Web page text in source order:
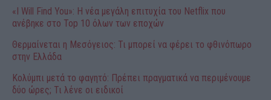
«I Will Find You»: Η νέα μεγάλη επιτυχία του Netflix που
ανέβηκε στο Top 10 όλων των εποχών
Θερμαίνεται η Μεσόγειος: Τι μπορεί να φέρει το φθινόπωρο
στην Ελλάδα
Κολύμπι μετά το φαγητό: Πρέπει πραγματικά να περιμένουμε
δύο ώρες; Τι λένε οι ειδικοί